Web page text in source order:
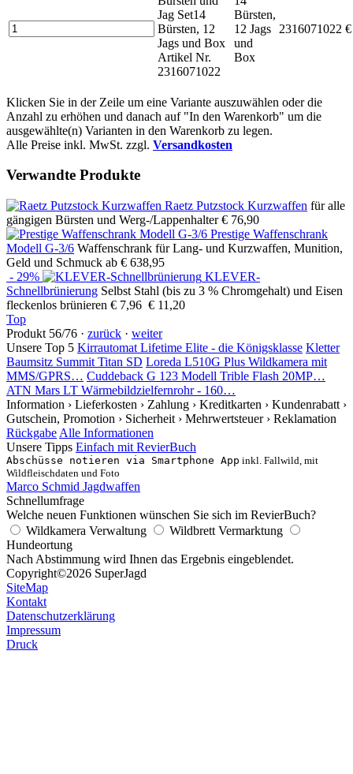
Jag Set14
Bürsten, 12
Jags und Box
Artikel Nr.
2316071022
Bürsten,
12 Jags
und
Box
2316071022
Klicken Sie in der Zeile um eine Variante auszuwählen oder die
Anzahl zu erhöhen und danach auf "In den Warenkorb" um die
ausgewählte(n) Varianten in den Warenkorb zu legen.
Alle Preise inkl. MwSt. zzgl. Versandkosten
Verwandte Produkte
Raetz Putzstock Kurzwaffen für alle
gängigen Bürsten und Werg-/Lappenhalter € 76,90
Prestige Waffenschrank
Modell G-3/6 Waffenschrank für Lang- und Kurzwaffen, Munition,
Geld und Schmuck ab € 638,95
- 29%
KLEVER-
Schnellbrünierung Selbst Stahl (bis zu 3 % Chromgehalt) und Eisen
fleckenlos brünieren € 7,96 € 11,20
Top
Produkt 56/76 · zurück · weiter
Unsere Top 5 Kirrautomat Lifetime Elite - die Königsklasse Kletter
Baumsitz Summit Titan SD Loreda L510G Plus Wildkamera mit
MMS/GPRS… Cuddeback G 123 Modell Trible Flash 20MP…
ATN Mars LT Wärmebildzielfernrohr - 160…
Information › Lieferkosten › Zahlung › Kreditkarten › Kundenrabatt ›
Gutschein, Promotion › Sicherheit › Mehrwertsteuer › Reklamation
Rückgabe Alle Informationen
Unsere Tipps Einfach mit RevierBuch
Abschüsse notieren via Smartphone App inkl. Fallwild, mit
Wildfleischdaten und Foto
Marco Schmid Jagdwaffen
Schnellumfrage
Welche neuen Funktionen wünschen Sie sich im RevierBuch?
Wildkamera Verwaltung
Wildbrett Vermarktung
Hundeortung
Nach Abstimmung wird Ihnen das Ergebnis eingeblendet.
Copyright©2026 SuperJagd
SiteMap
Kontakt
Datenschutzerklärung
Impressum
Druck